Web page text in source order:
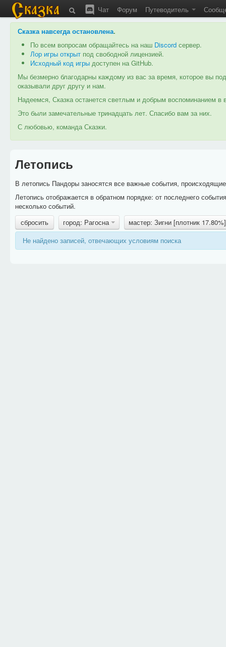
Чат Форум Путеводитель
Сказка навсегда остановлена.
По всем вопросам обращайтесь на наш Discord сервер.
Лор игры открыт под свободной лицензией.
Исходный код игры доступен на GitHub.
Мы безмерно благодарны каждому из вас за время, которое вы
оказывали друг другу и нам.
Надеемся, Сказка останется светлым и добрым воспоминанием
Это были замечательные тринадцать лет. Спасибо вам за них.
С любовью, команда Сказки.
Летопись
В летопись Пандоры заносятся все важные события,
Летопись отображается в обратном порядке: от последнего
несколько событий.
сбросить
город: Рагосна
мастер: Зигни [плотник
Не найдено записей, отвечающих условиям поиска